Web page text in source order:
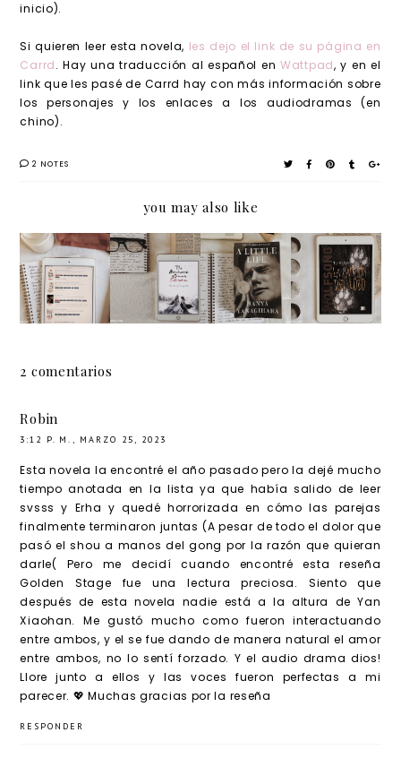
inicio).
Si quieren leer esta novela, les dejo el link de su página en
Carrd. Hay una traducción al español enWattpad, y en el
link que les pasé de Carrd hay con más información sobre
los personajes y los enlaces a los audiodramas (en
chino).
2 NOTES
you may also like
Danmei:
mi
obsesió
n china
The
Grandm
aster of
Demoni
Xiang
Tong
Xiu
A Little
Life, de
Hanya
Yanagih
Saga
Green
Creek,
de TJ
2 comentarios
Robin
3:12 P. M., MARZO 25, 2023
Esta novela la encontré el año pasado pero la dejé mucho
tiempo anotada en la lista ya que había salido de leer
svsss y Erha y quedé horrorizada en cómo las parejas
finalmente terminaron juntas (A pesar de todo el dolor que
pasó el shou a manos del gong por la razón que quieran
darle( Pero me decidí cuando encontré esta reseña
Golden Stage fue una lectura preciosa. Siento que
después de esta novela nadie está a la altura de Yan
Xiaohan. Me gustó mucho como fueron interactuando
entre ambos, y el se fue dando de manera natural el amor
entre ambos, no lo sentí forzado. Y el audio drama dios!
Llore junto a ellos y las voces fueron perfectas a mi
parecer. 💖 Muchas gracias por la reseña
RESPONDER